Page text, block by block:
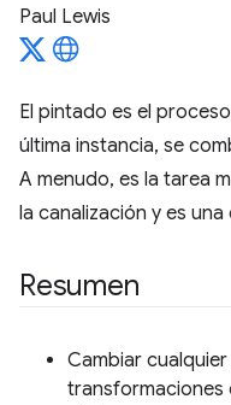
Paul Lewis
El pintado es el
última instancia, se
A menudo, es la tarea
la canalización y es
Resumen
Cambiar
transformaciones